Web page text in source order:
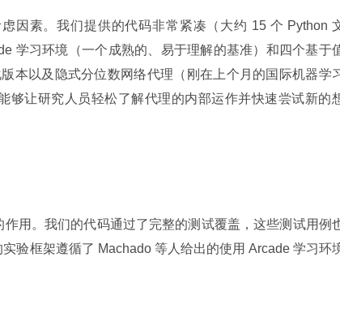
因素。我们提供的代码非常紧凑（大约 15 个 Python
学习环境（一个成熟的、易于理解的基准）和四个基于
本以及隐式分位数网络代理（刚在上个月的国际机器学
够让研究人员轻松了解代理的内部运作并快速尝试新的
用。我们的代码通过了完整的测试覆盖，这些测试用例
验框架遵循了 Machado 等人给出的使用 Arcade 学习环